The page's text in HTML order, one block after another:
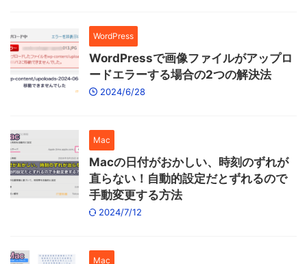
WordPress
WordPressで画像ファイルがアップロ
ードエラーする場合の2つの解決法
2024/6/28
Mac
Macの日付がおかしい、時刻のずれが
直らない！自動的設定だとずれるので
手動変更する方法
2024/7/12
Mac